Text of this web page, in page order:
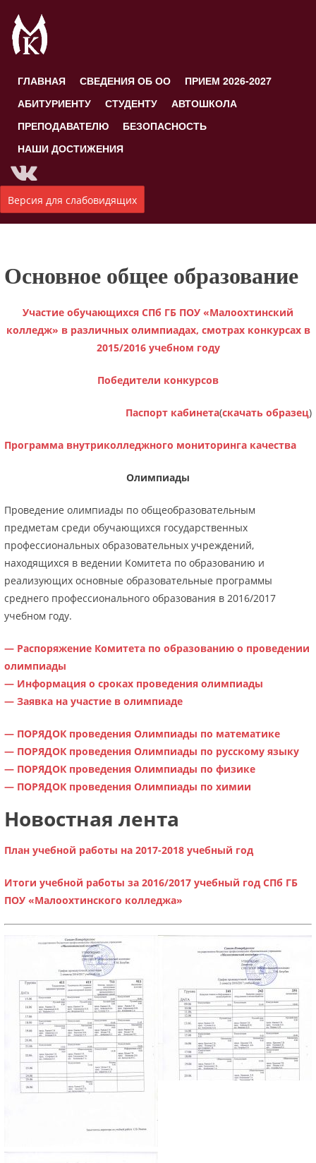
ГЛАВНАЯ СВЕДЕНИЯ ОБ ОО
ПРИЕМ 2026-2027
АБИТУРИЕНТУ
СТУДЕНТУ
АВТОШКОЛА
ПРЕПОДАВАТЕЛЮ
БЕЗОПАСНОСТЬ
НАШИ ДОСТИЖЕНИЯ
Версия для слабовидящих
Основное общее образование
Участие обучающихся СПб ГБ ПОУ «Малоохтинский
колледж» в различных олимпиадах, смотрах конкурсах в
2015/2016 учебном году
Победители конкурсов
Паспорт кабинета(скачать образец)
Программа внутриколледжного мониторинга качества
Олимпиады
Проведение олимпиады по общеобразовательным
предметам среди обучающихся государственных
профессиональных образовательных учреждений,
находящихся в ведении Комитета по образованию и
реализующих основные образовательные программы
среднего профессионального образования в 2016/2017
учебном году.
— Распоряжение Комитета по образованию о проведении
олимпиады
— Информация о сроках проведения олимпиады
— Заявка на участие в олимпиаде
— ПОРЯДОК проведения Олимпиады по математике
— ПОРЯДОК проведения Олимпиады по русскому языку
— ПОРЯДОК проведения Олимпиады по физике
— ПОРЯДОК проведения Олимпиады по химии
Новостная лента
План учебной работы на 2017-2018 учебный год
Итоги учебной работы за 2016/2017 учебный год СПб ГБ
ПОУ «Малоохтинского колледжа»